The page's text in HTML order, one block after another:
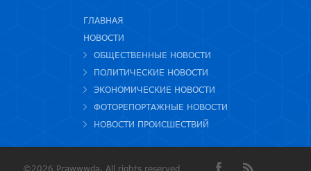
ГЛАВНАЯ
НОВОСТИ
ОБЩЕСТВЕННЫЕ НОВОСТИ
ПОЛИТИЧЕСКИЕ НОВОСТИ
ЭКОНОМИЧЕСКИЕ НОВОСТИ
ФОТОРЕПОРТАЖНЫЕ НОВОСТИ
НОВОСТИ ПРОИСШЕСТВИЙ
©2026 Prawwwda. All rights reserved